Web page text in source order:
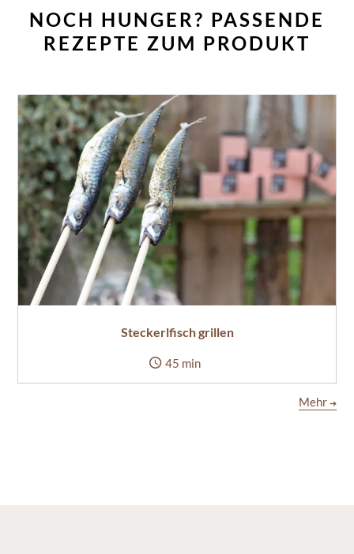
NOCH HUNGER? PASSENDE
REZEPTE ZUM PRODUKT
Steckerlfisch grillen
45 min
Mehr ➔